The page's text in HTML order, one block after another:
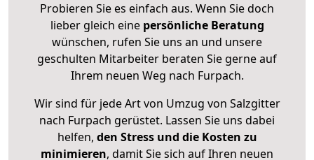
Probieren Sie es einfach aus. Wenn Sie doch
lieber gleich eine persönliche Beratung
wünschen, rufen Sie uns an und unsere
geschulten Mitarbeiter beraten Sie gerne auf
Ihrem neuen Weg nach Furpach.
Wir sind für jede Art von Umzug von Salzgitter
nach Furpach gerüstet. Lassen Sie uns dabei
helfen, den Stress und die Kosten zu
minimieren, damit Sie sich auf Ihren neuen